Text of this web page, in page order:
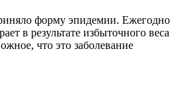
форму эпидемии. Ежегодно
в результате избыточного веса
что это заболевание